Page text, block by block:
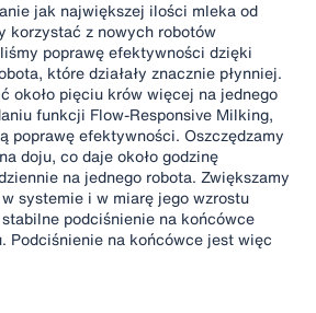
jak największej ilości mleka od
korzystać z nowych robotów
poprawę efektywności dzięki
które działały znacznie płynniej.
około pięciu krów więcej na jednego
funkcji Flow-Responsive Milking,
poprawę efektywności. Oszczędzamy
doju, co daje około godzinę
na jednego robota. Zwiększamy
systemie i w miarę jego wzrostu
podciśnienie na końcówce
Podciśnienie na końcówce jest więc